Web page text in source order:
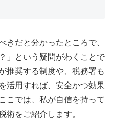
きだと分かったところで、
」という疑問がわくことで
推奨する制度や、税務署も
活用すれば、安全かつ効果
こでは、私が自信を持って
術をご紹介します。